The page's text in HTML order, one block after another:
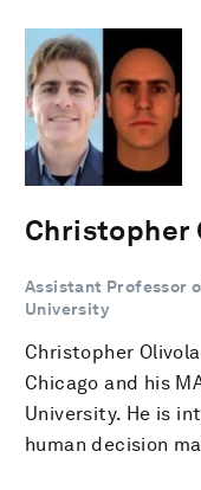
Christopher
Assistant Professor
University
Christopher
Chicago and his
University. He is
human decision